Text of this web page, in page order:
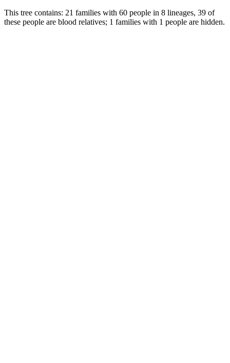
This tree contains: 21 families with 60 people in 8 lineages, 39 of
these people are blood relatives; 1 families with 1 people are hidden.